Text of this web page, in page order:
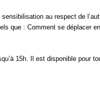
au respect de
que : Comment se déplacer
15h. Il est disponible pour